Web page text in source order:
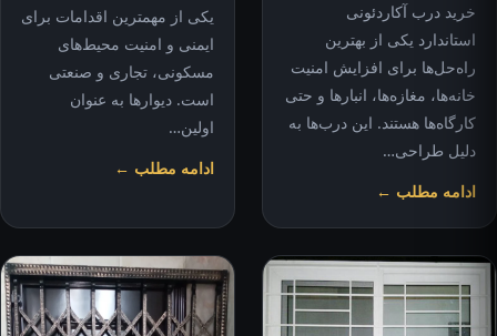
خرید درب آکاردئونی
استاندارد یکی از بهترین
راه‌حل‌ها برای افزایش امنیت
خانه‌ها، مغازه‌ها، انبارها و حتی
کارگاه‌ها هستند. این درب‌ها به
دلیل طراحی…
ادامه مطلب ←
یکی از مهمترین اقدامات برای
ایمنی و امنیت محیط‌های
مسکونی، تجاری و صنعتی
است. دیوارها به عنوان
اولین…
ادامه مطلب ←